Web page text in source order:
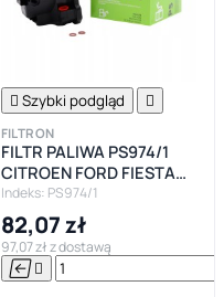


 Szybki podgląd 
FILTRON
FILTR PALIWA PS974/1
CITROEN FORD FIESTA
FOCUS II PEUGEOT
1.6HDI
Indeks: PS974/1
82,07 zł
97,07 zł z dostawą
 